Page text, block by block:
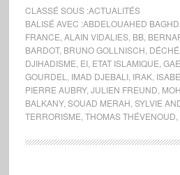
CLASSÉ SOUS :ACTUALITÉS
BALISÉ AVEC :ABDELOUAHED
FRANCE ALAIN VIDALIES, BB,
BARDOT, BRUNO GOLLNISCH
DJIHADISME EI, ETAT ISLAMIQUE
GOURDEL
IMAD DJEBALI, IRAK,
PIERRE AUBRY, JULIEN FREUND
BALKANY, SOUAD MERAH SYLVIE
TERRORISME THOMAS THÉVENOUD